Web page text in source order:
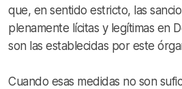
que, en sentido estricto, las
plenamente lícitas y legítimas en
son las establecidas por este
Cuando esas medidas no son